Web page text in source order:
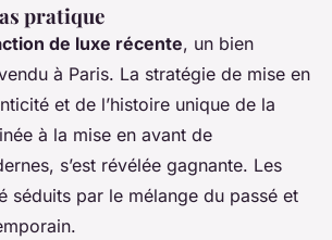
pratique
de luxe récente, un bien
à Paris. La stratégie de mise en
et de l’histoire unique de la
à la mise en avant de
s’est révélée gagnante. Les
séduits par le mélange du passé et